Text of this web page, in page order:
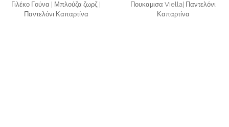
Γιλέκο Γούνα | Μπλούζα ζωρζ |
Παντελόνι Καπαρτίνα
Πουκαμισα Viella| Παντελόνι
Καπαρτίνα